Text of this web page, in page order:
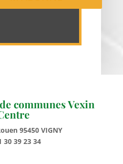
communes Vexin
95450 VIGNY
30 39 23 34